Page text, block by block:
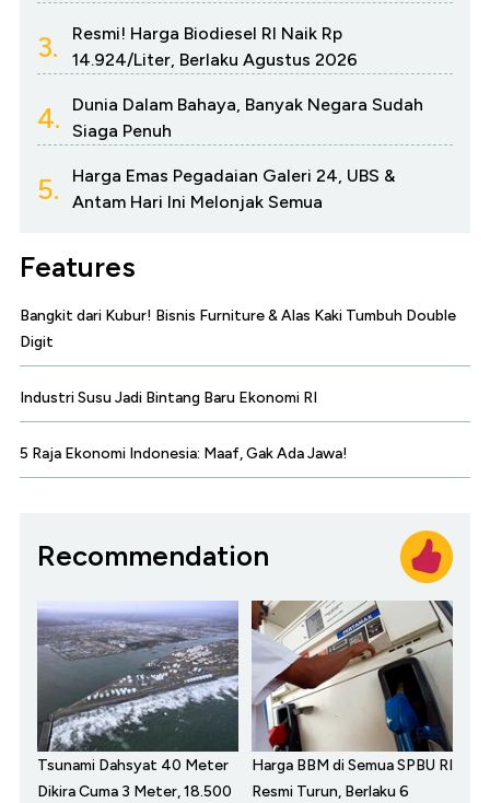
3.
Resmi! Harga Biodiesel RI Naik Rp
14.924/Liter, Berlaku Agustus 2026
4.
Dunia Dalam Bahaya, Banyak Negara Sudah
Siaga Penuh
5.
Harga Emas Pegadaian Galeri 24, UBS &
Antam Hari Ini Melonjak Semua
Features
Bangkit dari Kubur! Bisnis Furniture & Alas Kaki Tumbuh Double
Digit
Industri Susu Jadi Bintang Baru Ekonomi RI
5 Raja Ekonomi Indonesia: Maaf, Gak Ada Jawa!
Recommendation
Tsunami Dahsyat 40 Meter
Dikira Cuma 3 Meter, 18.500
Harga BBM di Semua SPBU RI
Resmi Turun, Berlaku 6